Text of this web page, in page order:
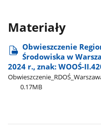
Materiały
Obwieszczenie
Środowiska w
2024 r., znak: WOOŚ-
0.17MB